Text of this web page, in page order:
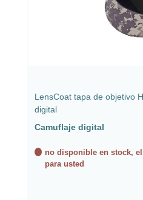
LensCoat tapa de objetivo
digital
Camuflaje digital
no disponible en stock,
para usted